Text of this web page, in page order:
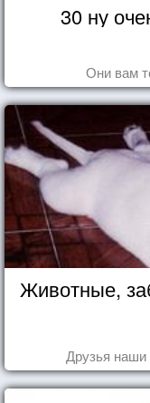
30 ну
Они вам
Животные,
Друзья